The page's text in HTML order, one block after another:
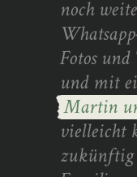
noch
Fotos
und mit
Martin
vielleicht
zukünftig